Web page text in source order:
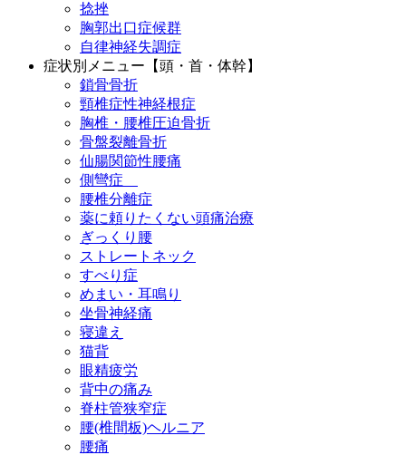
捻挫
胸郭出口症候群
自律神経失調症
症状別メニュー【頭・首・体幹】
鎖骨骨折
頸椎症性神経根症
胸椎・腰椎圧迫骨折
骨盤裂離骨折
仙腸関節性腰痛
側彎症
腰椎分離症
薬に頼りたくない頭痛治療
ぎっくり腰
ストレートネック
すべり症
めまい・耳鳴り
坐骨神経痛
寝違え
猫背
眼精疲労
背中の痛み
脊柱管狭窄症
腰(椎間板)ヘルニア
腰痛